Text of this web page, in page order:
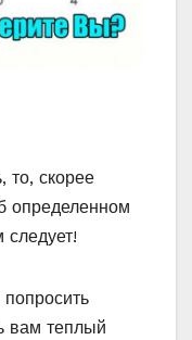
то, скорее
определенном
следует!
вам теплый